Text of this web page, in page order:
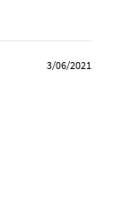
3/06/2021